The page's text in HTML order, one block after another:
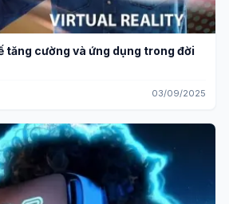
tăng cường và ứng dụng trong đời
03/09/2025